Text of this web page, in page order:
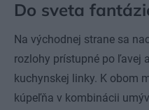
Do sveta
Na východnej strane sa
rozlohy prístupné po ľavej
kuchynskej linky. K obom
kúpeľňa v kombinácii